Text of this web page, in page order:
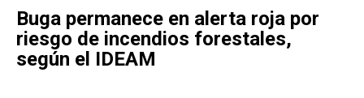
Buga permanece en alerta roja por
riesgo de incendios forestales,
según el IDEAM